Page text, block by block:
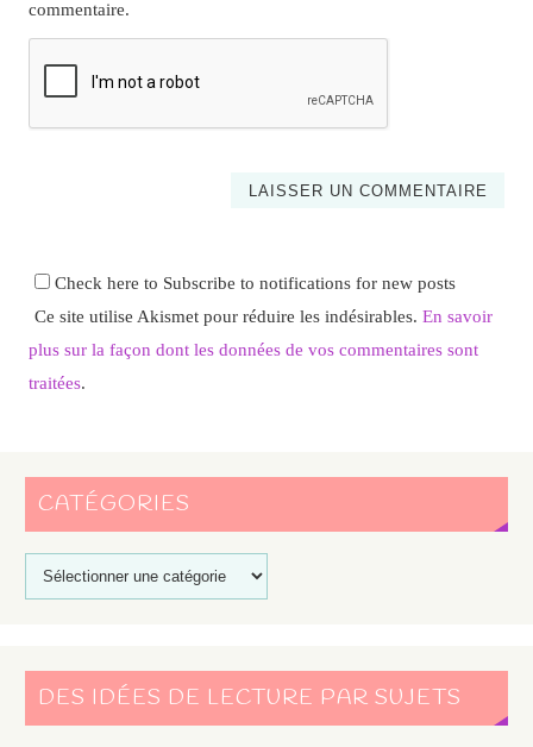
commentaire.
Check here to Subscribe to notifications for new posts
Ce site utilise Akismet pour réduire les indésirables. En savoir
plus sur la façon dont les données de vos commentaires sont
traitées.
CATÉGORIES
DES IDÉES DE LECTURE PAR SUJETS